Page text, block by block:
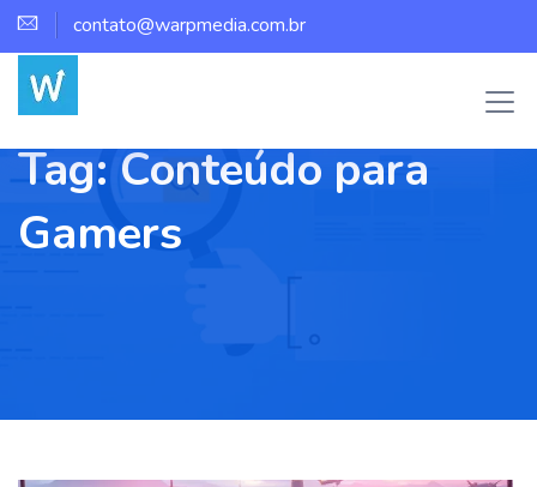
contato@warpmedia.com.br
Tag:Conteúdo para
Gamers